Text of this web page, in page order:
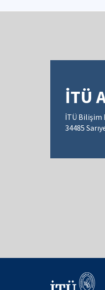
İTÜ
İTÜ Bilişim
34485